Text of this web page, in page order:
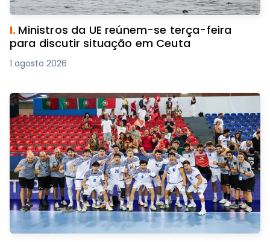
I. Ministros da UE reúnem-se terça-feira
para discutir situação em Ceuta
1 agosto 2026